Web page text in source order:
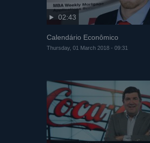
02:43
Calendário Econômico
Thursday, 01 March 2018 - 09:31